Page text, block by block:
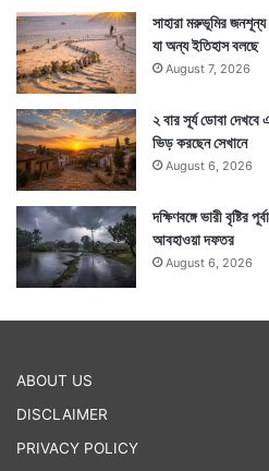
সাহারা মরুভূমির
যা অন্য ইতিহাস বলছে
August 7, 2026
২ বার সূর্য ডোবা দেখবে
ভিড় করছেন সেখানে
August 6, 2026
দক্ষিণবঙ্গে ভারী বৃষ্টির
আবহাওয়া দফতর
August 6, 2026
ABOUT US
DISCLAIMER
PRIVACY POLICY